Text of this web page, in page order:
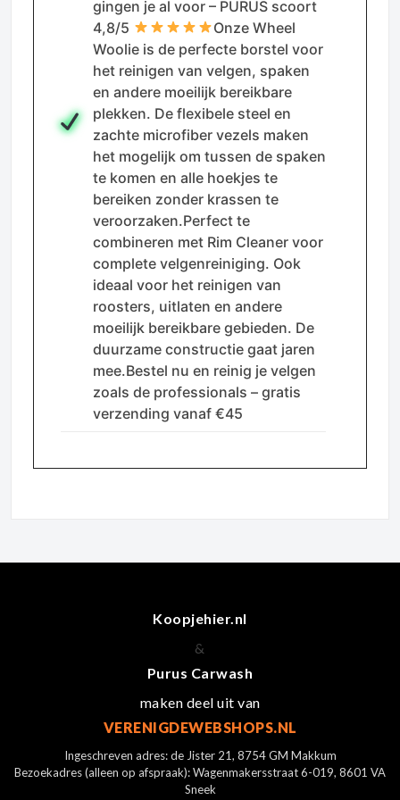
gingen je al voor – PURUS scoort
4,8/5
Onze Wheel
Woolie is de perfecte borstel voor
het reinigen van velgen, spaken
en andere moeilijk bereikbare
plekken. De flexibele steel en
zachte microfiber vezels maken
het mogelijk om tussen de spaken
te komen en alle hoekjes te
bereiken zonder krassen te
veroorzaken.Perfect te
combineren met Rim Cleaner voor
complete velgenreiniging. Ook
ideaal voor het reinigen van
roosters, uitlaten en andere
moeilijk bereikbare gebieden. De
duurzame constructie gaat jaren
mee.Bestel nu en reinig je velgen
zoals de professionals – gratis
verzending vanaf €45
Koopjehier.nl
&
Purus Carwash
maken deel uit van
VERENIGDEWEBSHOPS.NL
Ingeschreven adres: de Jister 21, 8754 GM Makkum
Bezoekadres (alleen op afspraak): Wagenmakersstraat 6-019, 8601 VA
Sneek